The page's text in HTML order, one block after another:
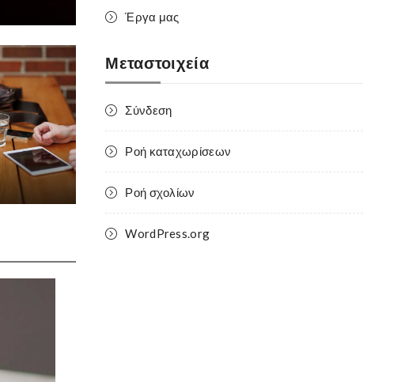
Έργα μας
Μεταστοιχεία
Σύνδεση
Ροή καταχωρίσεων
Ροή σχολίων
WordPress.org